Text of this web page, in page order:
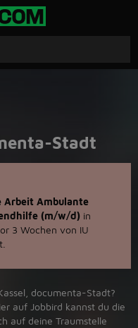
Stadt
Arbeit Ambulante
(m/w/d) in
3 Wochen von IU
documenta-Stadt?
auf Jobbird kannst du die
auf deine Traumstelle